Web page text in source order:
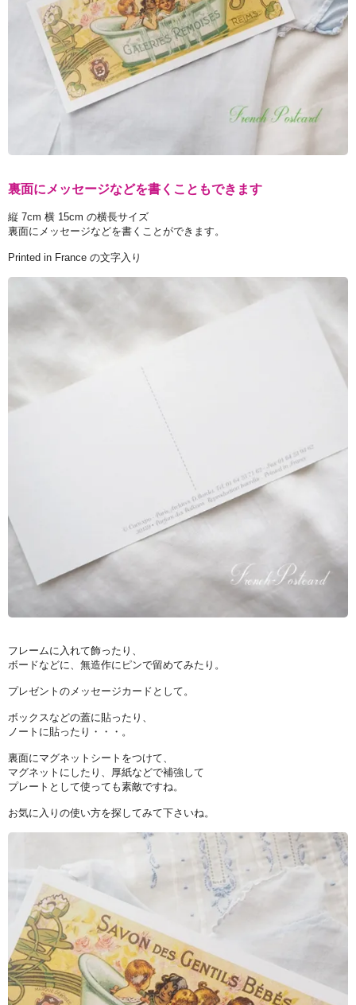
裏面にメッセージなどを書くこともできます
縦 7cm 横 15cm の横長サイズ
裏面にメッセージなどを書くことができます。
Printed in France の文字入り
フレームに入れて飾ったり、
ボードなどに、無造作にピンで留めてみたり。
プレゼントのメッセージカードとして。
ボックスなどの蓋に貼ったり、
ノートに貼ったり・・・。
裏面にマグネットシートをつけて、
マグネットにしたり、厚紙などで補強して
プレートとして使っても素敵ですね。
お気に入りの使い方を探してみて下さいね。